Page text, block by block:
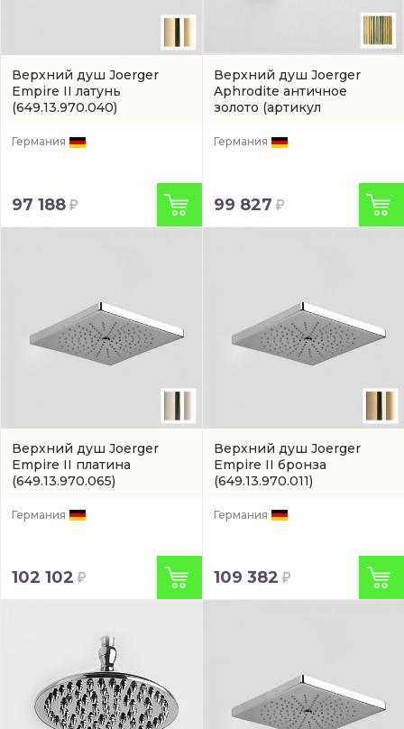
Верхний душ Joerger
Empire II латунь
(649.13.970.040)
Германия
97 188
Верхний душ Joerger
Aphrodite античное
золото (артикул
Германия
99 827
Верхний душ Joerger
Empire II платина
(649.13.970.065)
Германия
102 102
Верхний душ Joerger
Empire II бронза
(649.13.970.011)
Германия
109 382